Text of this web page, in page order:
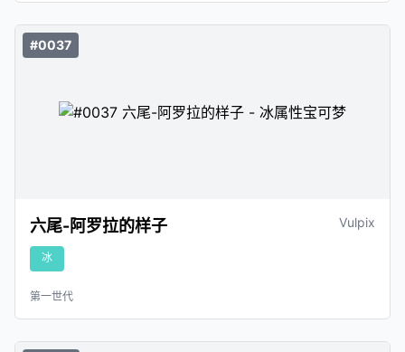
#0037
六尾-阿罗拉的样子 Vulpix
冰
第一世代